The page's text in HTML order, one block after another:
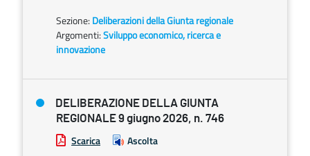
Sezione: Deliberazioni della Giunta regionale
Argomenti:Sviluppo economico, ricerca e
innovazione
DELIBERAZIONE DELLA GIUNTA
REGIONALE 9 giugno 2026, n. 746
Scarica Ascolta